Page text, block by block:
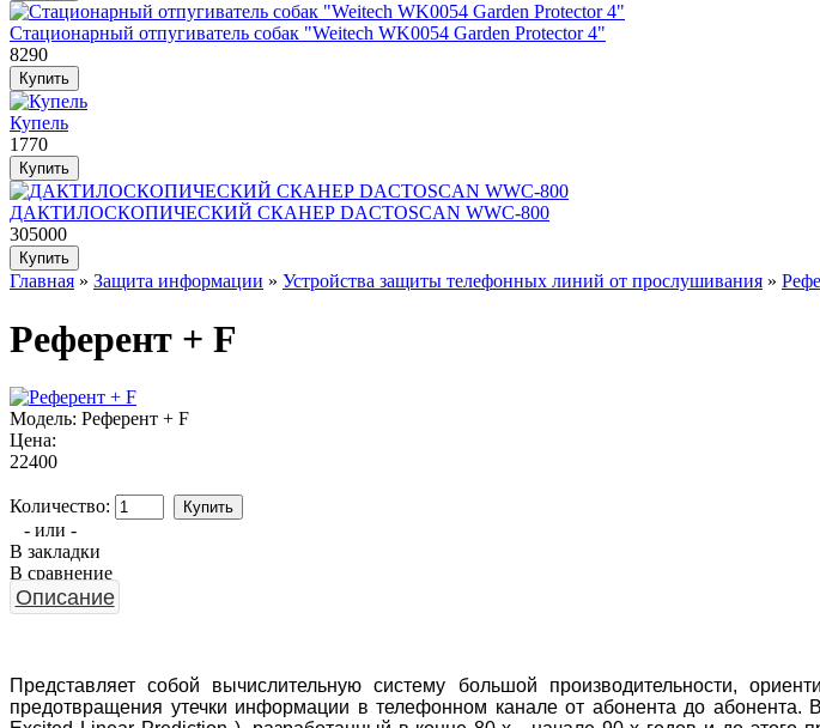
Стационарный отпугиватель собак "Weitech WK0054 Garden Protector 4"
8290
Купель
1770
ДАКТИЛОСКОПИЧЕСКИЙ СКАНЕР DACTOSCAN WWC-800
305000
Главная » Защита информации » Устройства защиты телефонных линий от прослушивания »
Референт + F
Модель: Референт + F
Цена:
22400
Количество:
- или -
В закладки
В сравнение
Описание
Представляет собой вычислительную систему большой производительности,
предотвращения утечки информации в телефонном канале от абонента до